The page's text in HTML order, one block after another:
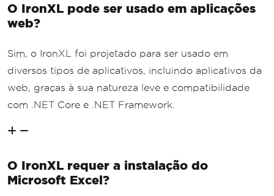
O IronXL pode ser usado em aplicações
web?
Sim, o IronXL foi projetado para ser usado em
diversos tipos de aplicativos, incluindo aplicativos da
web, graças à sua natureza leve e compatibilidade
com .NET Core e .NET Framework.
O IronXL requer a instalação do
Microsoft Excel?